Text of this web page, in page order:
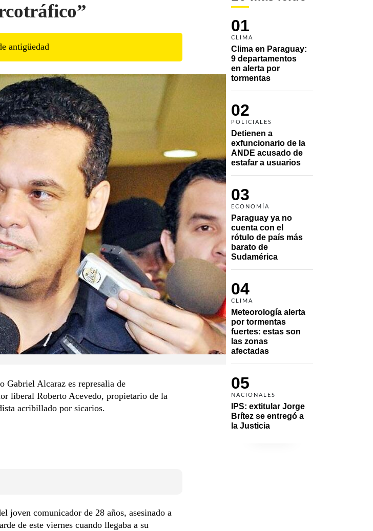
01
CLIMA
Clima en Paraguay:
9 departamentos
en alerta por
tormentas
02
POLICIALES
Detienen a
exfuncionario de la
ANDE acusado de
estafar a usuarios
03
ECONOMÍA
Paraguay ya no
cuenta con el
rótulo de país más
barato de
Sudamérica
04
CLIMA
Meteorología alerta
por tormentas
fuertes: estas son
las zonas
afectadas
05
NACIONALES
IPS: extitular Jorge
Brítez se entregó a
la Justicia
antigüedad
Gabriel Alcaraz es represalia de
liberal Roberto Acevedo, propietario de la
acribillado por sicarios.
joven comunicador de 28 años, asesinado a
de este viernes cuando llegaba a su